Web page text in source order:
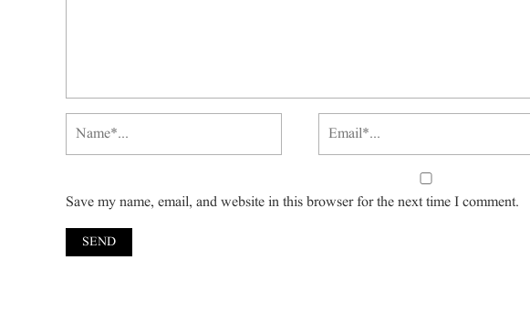
Save my name, email, and website in this browser for the next time I comment.